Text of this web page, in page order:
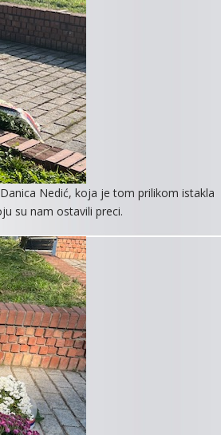
Nedić, koja je tom prilikom istakla
su nam ostavili preci.